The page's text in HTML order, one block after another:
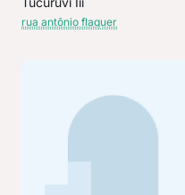
rua antônio flaquer